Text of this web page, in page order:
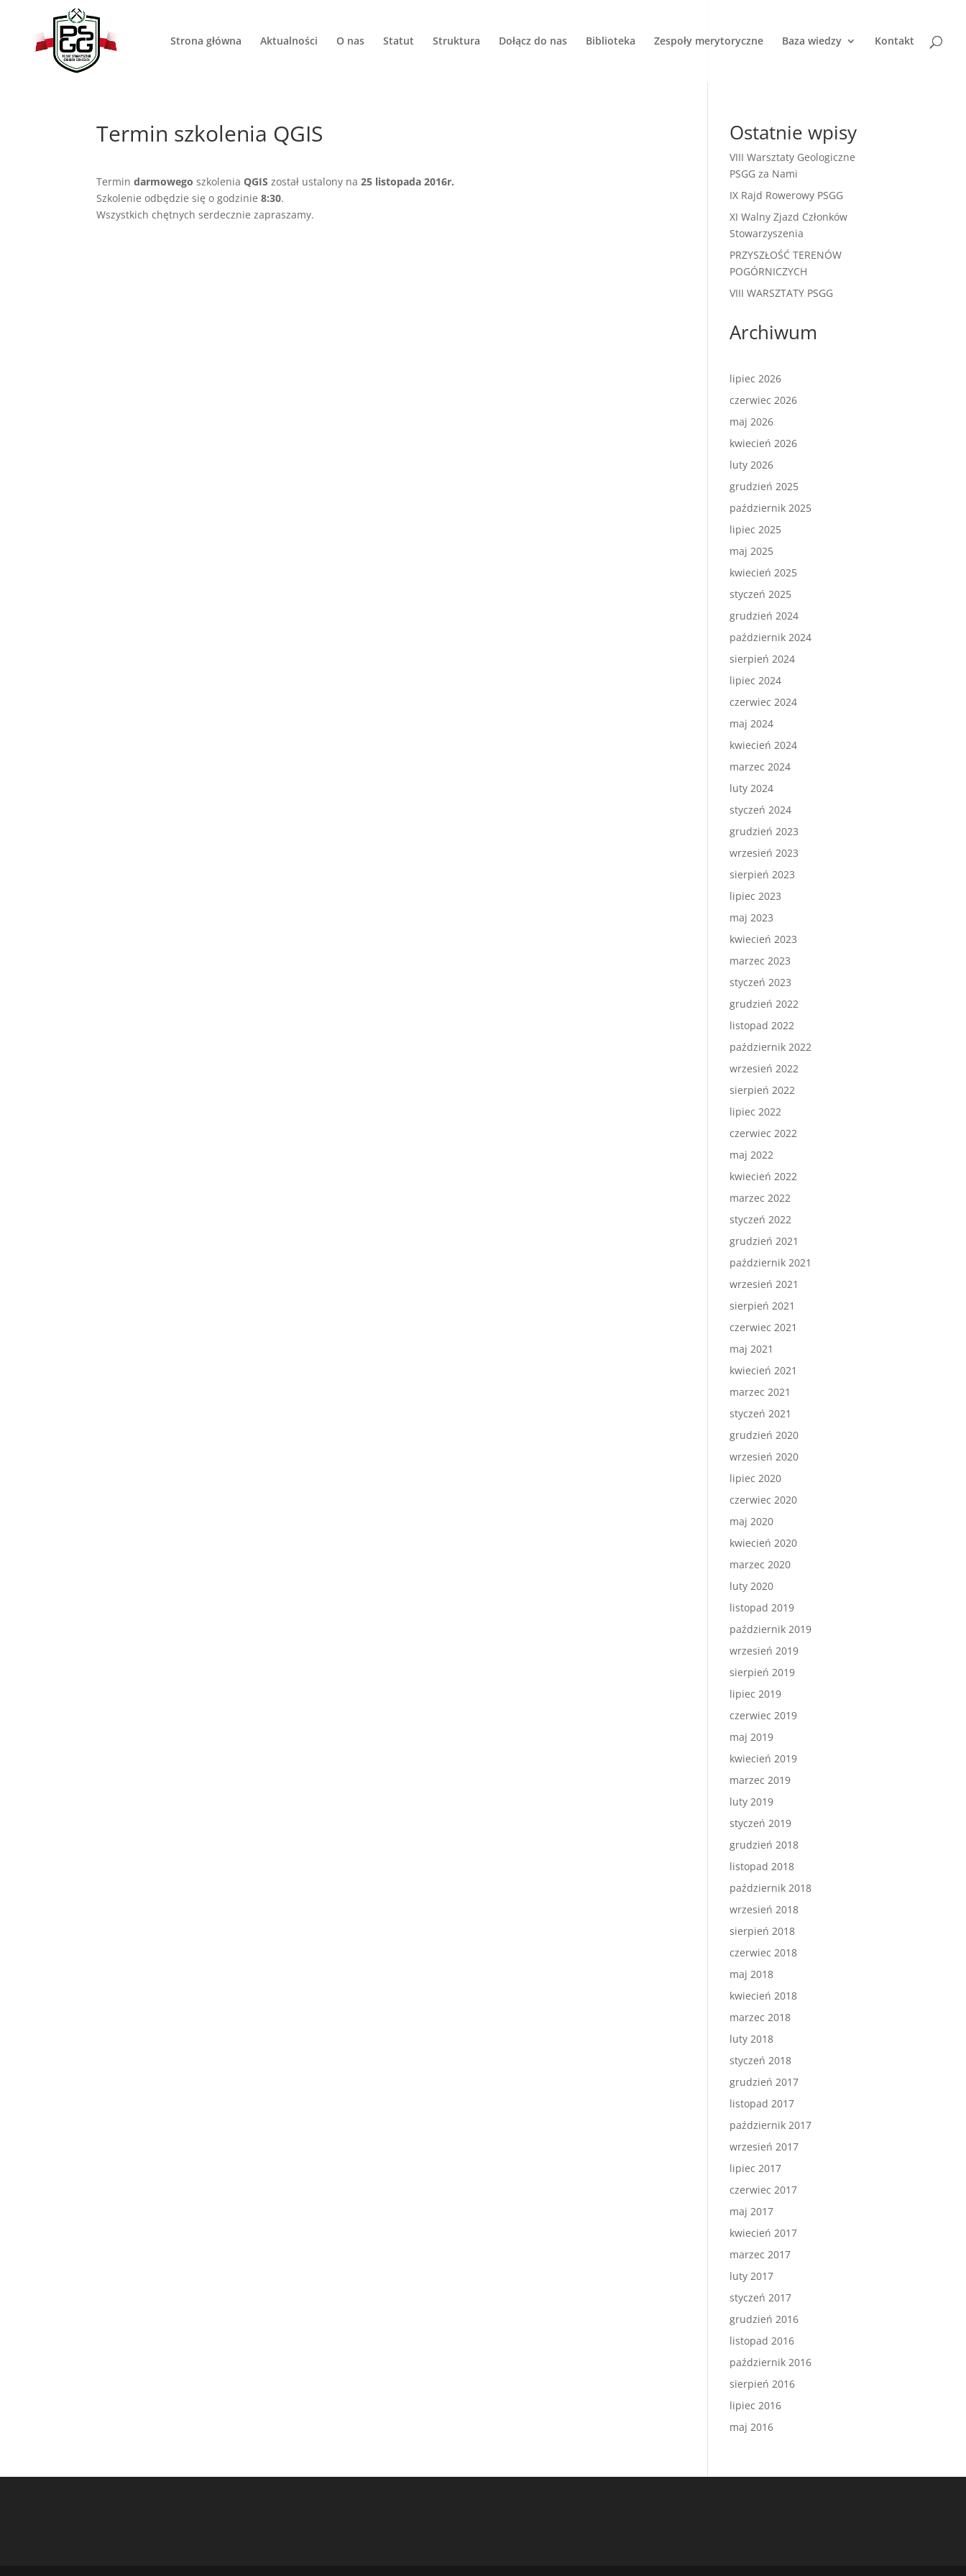
Strona główna Aktualności O nas Statut Struktura Dołącz do nas Biblioteka Zespoły merytoryczne Baza wiedzy Kontakt
Termin szkolenia QGIS
Termindarmowego szkoleniaQGIS został ustalony na25 listopada 2016r.
Szkolenie odbędzie się o godzinie8:30.
Wszystkich chętnych serdecznie zapraszamy.
Ostatnie wpisy
VIII Warsztaty Geologiczne
PSGG za Nami
IX Rajd Rowerowy PSGG
XI Walny Zjazd Członków
Stowarzyszenia
PRZYSZŁOŚĆ TERENÓW
POGÓRNICZYCH
VIII WARSZTATY PSGG
Archiwum
lipiec 2026
czerwiec 2026
maj 2026
kwiecień 2026
luty 2026
grudzień 2025
październik 2025
lipiec 2025
maj 2025
kwiecień 2025
styczeń 2025
grudzień 2024
październik 2024
sierpień 2024
lipiec 2024
czerwiec 2024
maj 2024
kwiecień 2024
marzec 2024
luty 2024
styczeń 2024
grudzień 2023
wrzesień 2023
sierpień 2023
lipiec 2023
maj 2023
kwiecień 2023
marzec 2023
styczeń 2023
grudzień 2022
listopad 2022
październik 2022
wrzesień 2022
sierpień 2022
lipiec 2022
czerwiec 2022
maj 2022
kwiecień 2022
marzec 2022
styczeń 2022
grudzień 2021
październik 2021
wrzesień 2021
sierpień 2021
czerwiec 2021
maj 2021
kwiecień 2021
marzec 2021
styczeń 2021
grudzień 2020
wrzesień 2020
lipiec 2020
czerwiec 2020
maj 2020
kwiecień 2020
marzec 2020
luty 2020
listopad 2019
październik 2019
wrzesień 2019
sierpień 2019
lipiec 2019
czerwiec 2019
maj 2019
kwiecień 2019
marzec 2019
luty 2019
styczeń 2019
grudzień 2018
listopad 2018
październik 2018
wrzesień 2018
sierpień 2018
czerwiec 2018
maj 2018
kwiecień 2018
marzec 2018
luty 2018
styczeń 2018
grudzień 2017
listopad 2017
październik 2017
wrzesień 2017
lipiec 2017
czerwiec 2017
maj 2017
kwiecień 2017
marzec 2017
luty 2017
styczeń 2017
grudzień 2016
listopad 2016
październik 2016
sierpień 2016
lipiec 2016
maj 2016